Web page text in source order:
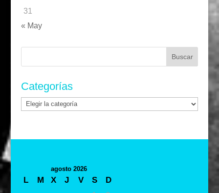
31
« May
Categorías
Categorías
agosto 2026
L M X J V S
D